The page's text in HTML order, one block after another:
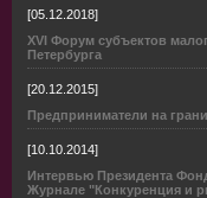
[05.12.2018]
XVI Форум субъектов
Петербурга
[20.12.2015]
Предприниматели на
[10.10.2014]
Интервью Президента
Журнале "Конкуренция и